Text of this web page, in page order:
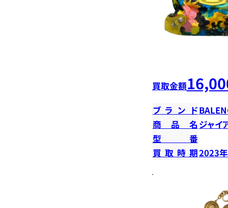
買取金額
ブランド
商品名 ジャイ
型番
買取時期2023